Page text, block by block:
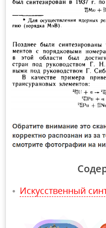
Искусственный